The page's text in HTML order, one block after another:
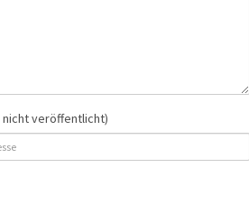
nicht veröffentlicht)